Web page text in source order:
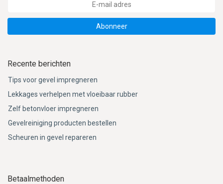
Abonneer
Recente berichten
Tips voor gevel impregneren
Lekkages verhelpen met vloeibaar rubber
Zelf betonvloer impregneren
Gevelreiniging producten bestellen
Scheuren in gevel repareren
Betaalmethoden